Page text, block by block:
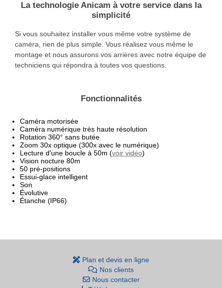
La technologie Anicam à votre service dans la
simplicité
Si vous souhaitez installer vous même votre système de
caméra, rien de plus simple. Vous réalisez vous même le
montage et nous assurons vos arrières avec notre équipe de
techniciens qui répondra à toutes vos questions.
Fonctionnalités
Caméra motorisée
Caméra numérique très haute résolution
Rotation 360° sans butée
Zoom 30x optique (300x avec le numérique)
Lecture d'une boucle à 50m (voir vidéo)
Vision nocture 80m
50 pré-positions
Essui-glace intelligent
Son
Évolutive
Étanche (IP66)
Plan et devis en ligne
Nos clients
Nous contacter